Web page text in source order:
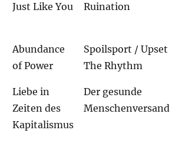
Just Like You Ruination
Abundance
of Power
Spoilsport / Upset
The Rhythm
Liebe in
Zeiten des
Kapitalismus
Der gesunde
Menschenversand